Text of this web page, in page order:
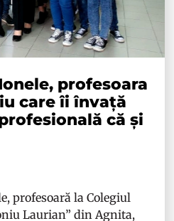
profesoara
care îi învață
că și
profesoară la Colegiul
Laurian” din Agnita,